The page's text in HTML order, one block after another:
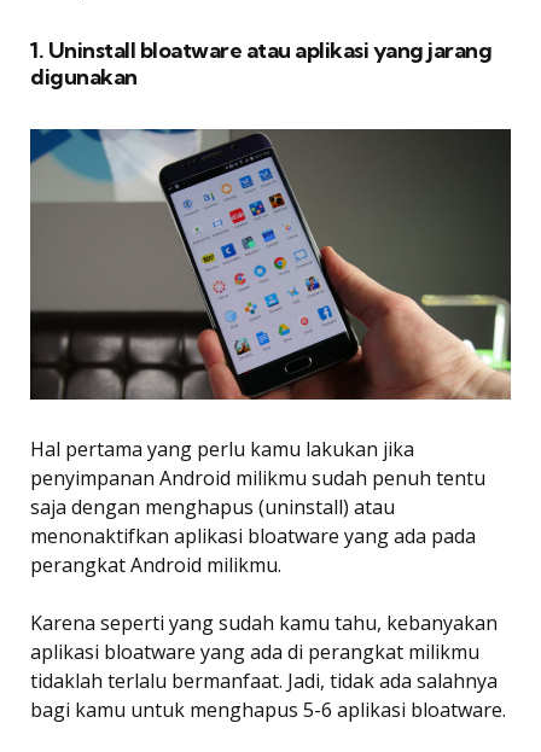
1. Uninstall bloatware atau aplikasi yang jarang
digunakan
Hal pertama yang perlu kamu lakukan jika
penyimpanan Android milikmu sudah penuh tentu
saja dengan menghapus (uninstall) atau
menonaktifkan aplikasi bloatware yang ada pada
perangkat Android milikmu.
Karena seperti yang sudah kamu tahu, kebanyakan
aplikasi bloatware yang ada di perangkat milikmu
tidaklah terlalu bermanfaat. Jadi, tidak ada salahnya
bagi kamu untuk menghapus 5-6 aplikasi bloatware.